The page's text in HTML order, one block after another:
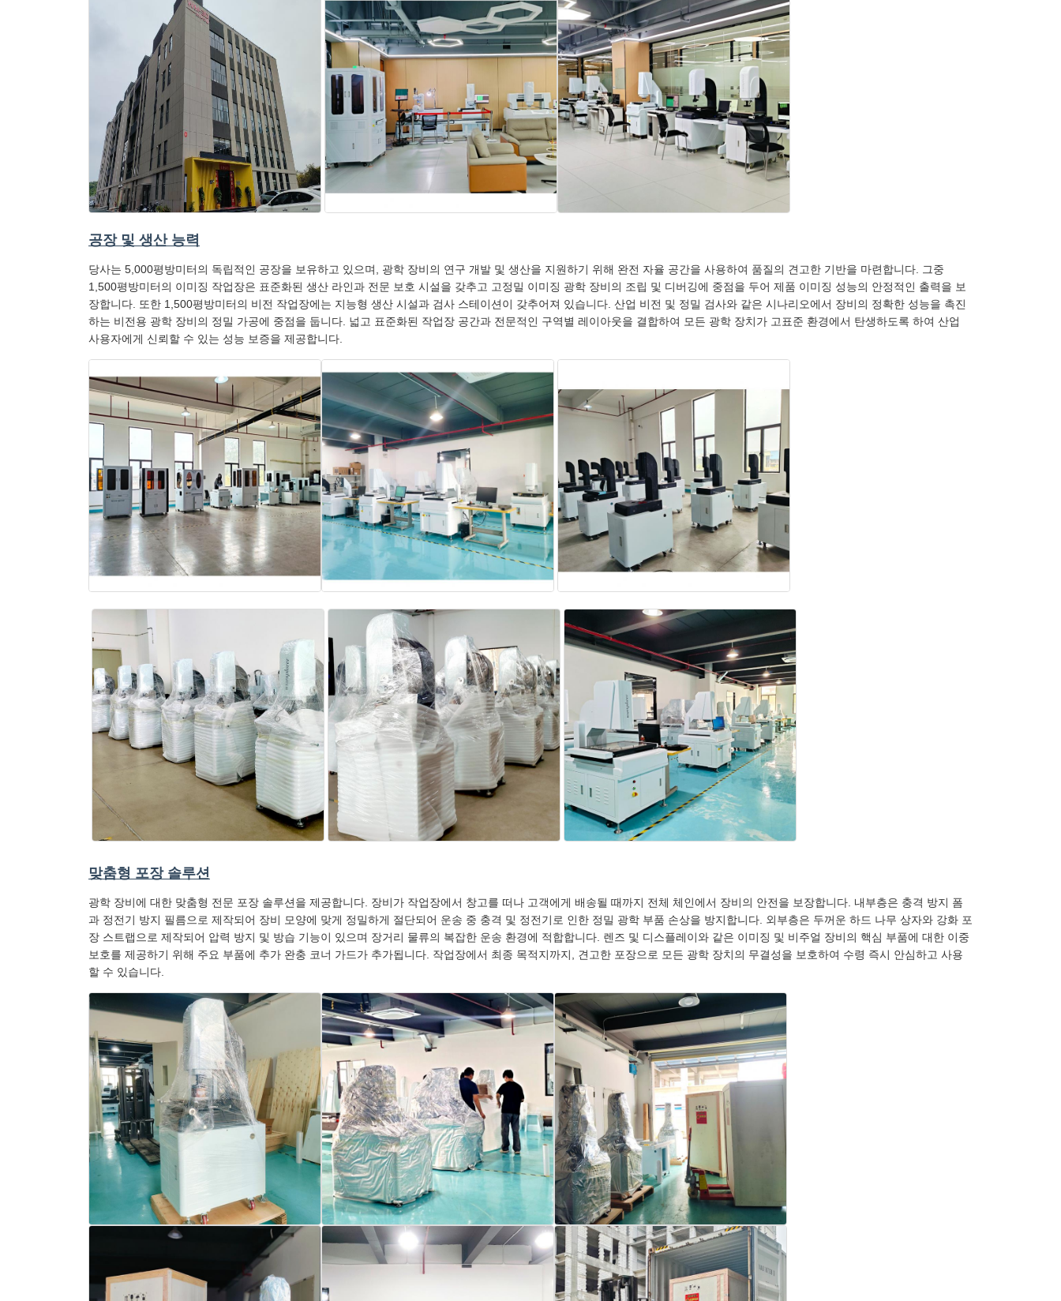
공장 및 생산 능력
당사는 5,000평방미터의 독립적인 공장을 보유하고 있으며, 광학 장비의 연구 개발 및 생산을 지원하기 위해 완전 자율 공간을 사용하여 품질의 견고한 기반을 마련합니다. 그중
1,500평방미터의 이미징 작업장은 표준화된 생산 라인과 전문 보호 시설을 갖추고 고정밀 이미징 광학 장비의 조립 및 디버깅에 중점을 두어 제품 이미징 성능의 안정적인 출력을 보
장합니다. 또한 1,500평방미터의 비전 작업장에는 지능형 생산 시설과 검사 스테이션이 갖추어져 있습니다. 산업 비전 및 정밀 검사와 같은 시나리오에서 장비의 정확한 성능을 촉진
하는 비전용 광학 장비의 정밀 가공에 중점을 둡니다. 넓고 표준화된 작업장 공간과 전문적인 구역별 레이아웃을 결합하여 모든 광학 장치가 고표준 환경에서 탄생하도록 하여 산업
사용자에게 신뢰할 수 있는 성능 보증을 제공합니다.
맞춤형 포장 솔루션
광학 장비에 대한 맞춤형 전문 포장 솔루션을 제공합니다. 장비가 작업장에서 창고를 떠나 고객에게 배송될 때까지 전체 체인에서 장비의 안전을 보장합니다. 내부층은 충격 방지 폼
과 정전기 방지 필름으로 제작되어 장비 모양에 맞게 정밀하게 절단되어 운송 중 충격 및 정전기로 인한 정밀 광학 부품 손상을 방지합니다. 외부층은 두꺼운 하드 나무 상자와 강화 포
장 스트랩으로 제작되어 압력 방지 및 방습 기능이 있으며 장거리 물류의 복잡한 운송 환경에 적합합니다. 렌즈 및 디스플레이와 같은 이미징 및 비주얼 장비의 핵심 부품에 대한 이중
보호를 제공하기 위해 주요 부품에 추가 완충 코너 가드가 추가됩니다. 작업장에서 최종 목적지까지, 견고한 포장으로 모든 광학 장치의 무결성을 보호하여 수령 즉시 안심하고 사용
할 수 있습니다.